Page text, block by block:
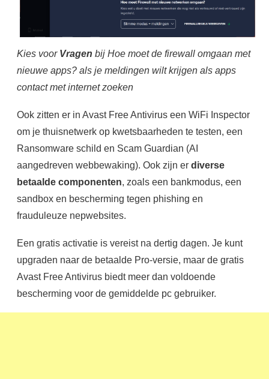
Kies voor Vragen bij Hoe moet de firewall omgaan met
nieuwe apps? als je meldingen wilt krijgen als apps
contact met internet zoeken
Ook zitten er in Avast Free Antivirus een WiFi Inspector
om je thuisnetwerk op kwetsbaarheden te testen, een
Ransomware schild en Scam Guardian (AI
aangedreven webbewaking). Ook zijn er diverse
betaalde componenten, zoals een bankmodus, een
sandbox en bescherming tegen phishing en
frauduleuze nepwebsites.
Een gratis activatie is vereist na dertig dagen. Je kunt
upgraden naar de betaalde Pro-versie, maar de gratis
Avast Free Antivirus biedt meer dan voldoende
bescherming voor de gemiddelde pc gebruiker.